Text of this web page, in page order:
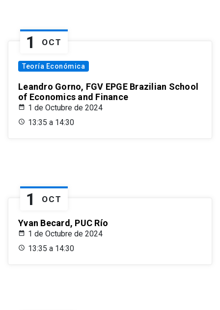
1 OCT
Teoría Económica
Leandro Gorno, FGV EPGE Brazilian School
of Economics and Finance
1 de Octubre de 2024
13:35 a 14:30
1 OCT
Yvan Becard, PUC Río
1 de Octubre de 2024
13:35 a 14:30